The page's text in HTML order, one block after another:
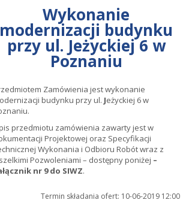
Wykonanie
modernizacji budynku
przy ul. Jeżyckiej 6 w
Poznaniu
Zamówienia jest wykonanie
budynku przy ul. Jeżyckiej 6 w
przedmiotu zamówienia zawarty jest w
Projektowej oraz Specyfikacji
Wykonania i Odbioru Robót wraz z
Pozwoleniami – dostępny poniżej –
nr 9 do SIWZ.
Termin składania ofert: 10-06-2019 12:00